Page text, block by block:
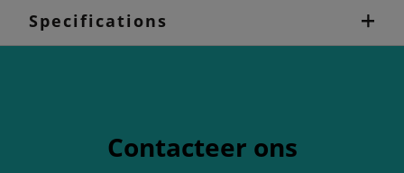
Specifications
Contacteer ons